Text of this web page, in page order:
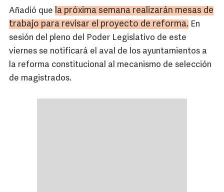
Añadió que la próxima semana realizarán mesas de
trabajo para revisar el proyecto de reforma. En
sesión del pleno del Poder Legislativo de este
viernes se notificará el aval de los ayuntamientos a
la reforma constitucional al mecanismo de selección
de magistrados.